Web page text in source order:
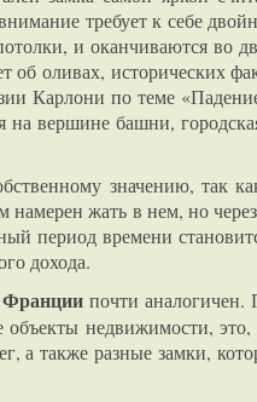
требует к себе
и оканчиваются во
оливах, исторических
Карлони по теме
вершине башни,
значению, так
жать в нем, но
период времени
дохода.
Франциипочти аналогичен.
объекты недвижимости,
а также разные замки,